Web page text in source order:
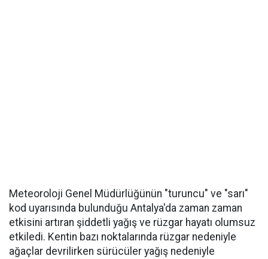
Meteoroloji Genel Müdürlüğünün "turuncu" ve "sarı"
kod uyarısında bulunduğu Antalya'da zaman zaman
etkisini artıran şiddetli yağış ve rüzgar hayatı olumsuz
etkiledi. Kentin bazı noktalarında rüzgar nedeniyle
ağaçlar devrilirken sürücüler yağış nedeniyle